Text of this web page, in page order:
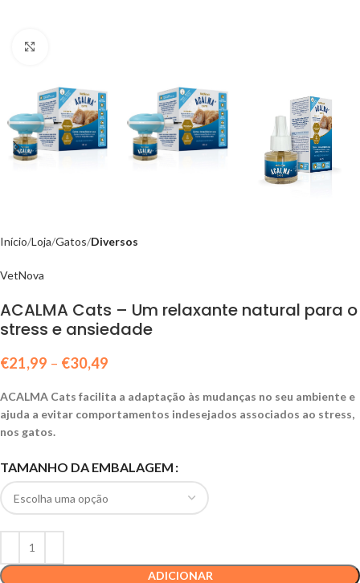
Início Loja Gatos Diversos
VetNova
ACALMA Cats – Um relaxante natural para o
stress e ansiedade
€21,99 – €30,49
ACALMA Cats facilita a adaptação às mudanças no seu ambiente e
ajuda a evitar comportamentos indesejados associados ao stress,
nos gatos.
TAMANHO DA EMBALAGEM
ADICIONAR